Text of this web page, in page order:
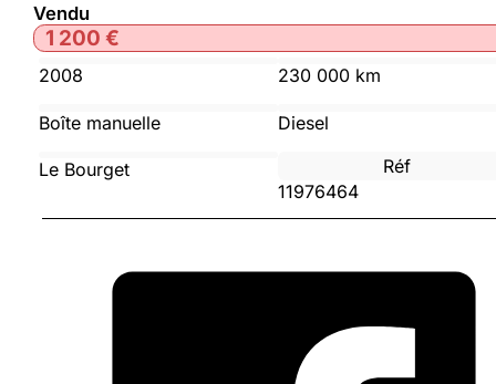
Vendu
1 200€
2008 230 000 km
Boîte manuelle Diesel
Le Bourget
Réf
11976464